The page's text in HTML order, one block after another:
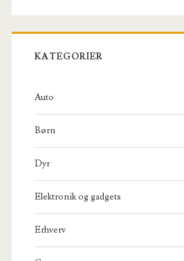
KATEGORIER
Auto
Børn
Dyr
Elektronik og gadgets
Erhverv